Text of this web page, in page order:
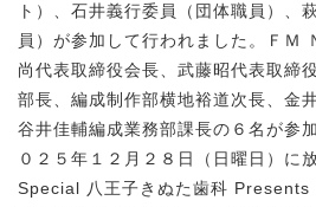
ト）、石井義行委員（団体職員）、
員）が参加して行われました。ＦＭ
尚代表取締役会長、武藤昭代表取締
部長、編成制作部横地裕道次長、金
谷井佳輔編成業務部課長の６名が参
０２５年１２月２８日（日曜日）に
Special 八王子きぬた歯科